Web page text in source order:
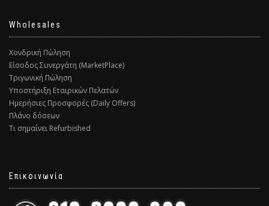
Wholesales
Χονδρική Πώληση
Είσοδος Συνεργάτη (MarketPlace)
Τριγωνική Πώληση
Υποστήριξη Εταιρικών Πελατών
Ημερήσιες Προσφορές (Daily Offers)
Πλάνο δόσεων
Τι σημαίνει Refurbished
Επικοινωνία